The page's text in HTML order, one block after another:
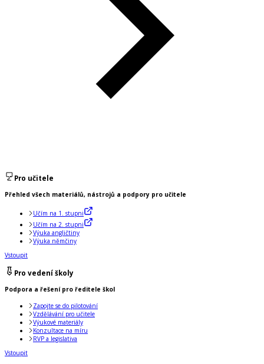
Pro učitele
Přehled všech materiálů, nástrojů a podpory pro učitele
Učím na 1. stupni
Učím na 2. stupni
Výuka angličtiny
Výuka němčiny
Vstoupit
Pro vedení školy
Podpora a řešení pro ředitele škol
Zapojte se do pilotování
Vzdělávání pro učitele
Výukové materiály
Konzultace na míru
RVP a legislativa
Vstoupit